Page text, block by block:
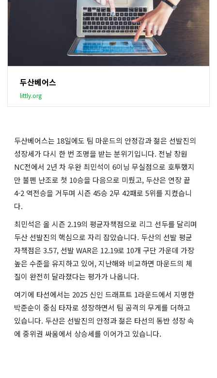
두산베어스
littly.org
두산베어스는 18일에도 팀 마운드의 안정감과 젊은 선발진의
성장세가 다시 한 번 조명을 받는 분위기입니다. 전날 창원
NC전에서 2년 차 우완 최민석이 6이닝 무실점으로 호투했지
만 불펜 난조로 첫 10승을 다음으로 미뤘고, 두산은 연장 끝
4-2 역전승을 거두며 시즌 45승 2무 42패로 5위를 지켰습니
다.
최민석은 올 시즌 2.19의 평균자책점으로 리그 선두를 달리며
두산 선발진의 핵심으로 자리 잡았습니다. 두산의 선발 평균
자책점은 3.57, 선발 WAR은 12.19로 10개 구단 가운데 가장
높은 수준을 유지하고 있어, 지난해와 비교하면 마운드의 체
질이 완전히 달라졌다는 평가가 나옵니다.
여기에 타선에서는 2025 신인 드래프트 1라운드에서 지명한
박준순이 중심 타자로 성장하면서 팀 공격의 무게를 더하고
있습니다. 두산은 선발진의 안정과 젊은 타선의 동반 성장 속
에 중위권 싸움에서 상승세를 이어가고 있습니다.